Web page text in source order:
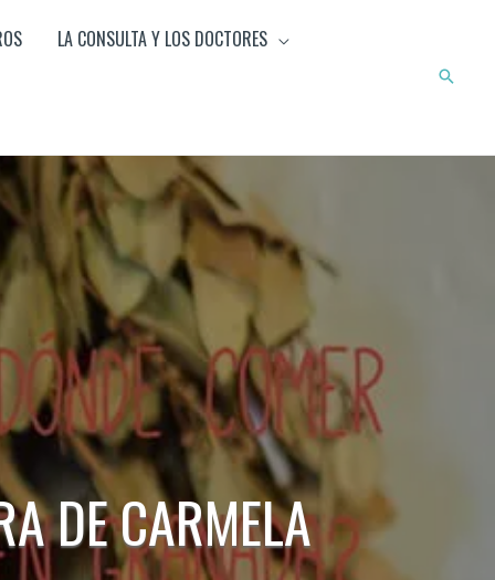
LA CONSULTA Y LOS DOCTORES
DE CARMELA